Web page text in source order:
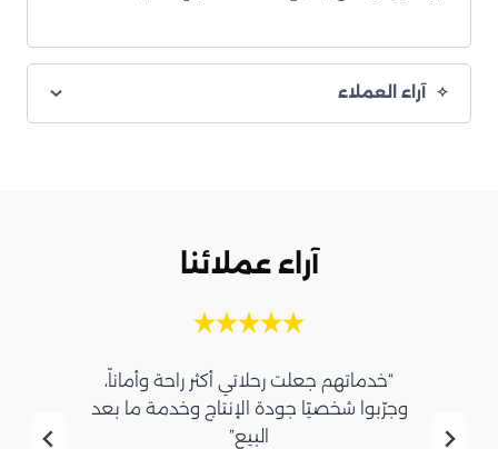
آراء العملاء
آراء عملائنا
“خدماتهم جعلت رحلاتي أكثر راحة وأماناً،
وجرّبوا شخصيًا جودة الإنتاج وخدمة ما بعد
البيع”